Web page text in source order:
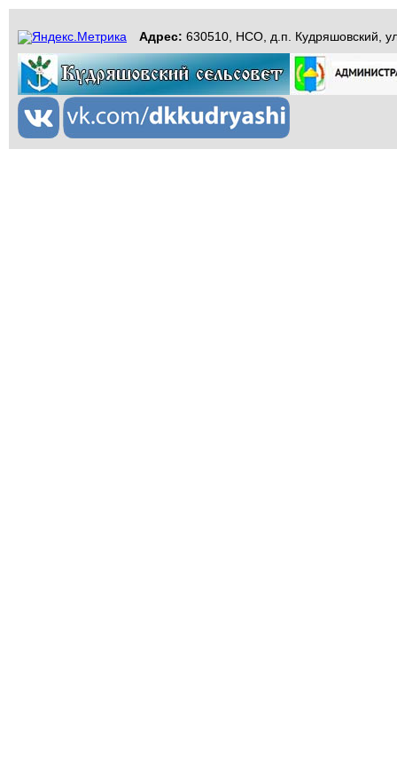
Адрес: 630510, НСО, д.п. Кудряшовский,